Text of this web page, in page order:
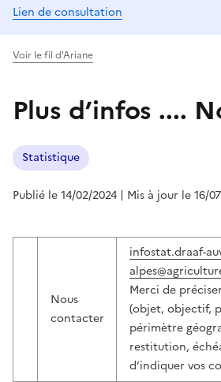
Lien de consultation
Voir le fil d'Ariane
Plus d’infos ....
Statistique
Publié le 14/02/2024 | Mis à jour le 16/
Nous
contacter
infostat.draaf-
Merci de
(objet, objectif,
périmètre
restitution,
d’indiquer vos